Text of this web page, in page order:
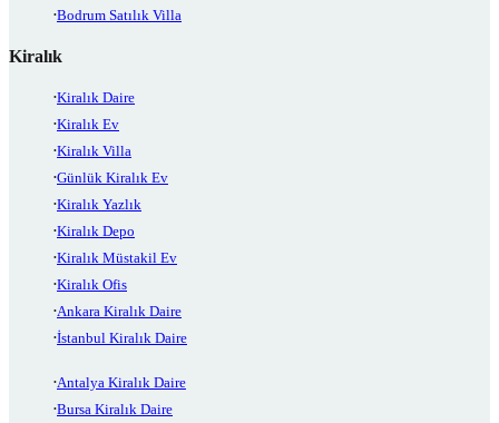
Bodrum Satılık Villa
Kiralık
Kiralık Daire
Kiralık Ev
Kiralık Villa
Günlük Kiralık Ev
Kiralık Yazlık
Kiralık Depo
Kiralık Müstakil Ev
Kiralık Ofis
Ankara Kiralık Daire
İstanbul Kiralık Daire
Antalya Kiralık Daire
Bursa Kiralık Daire